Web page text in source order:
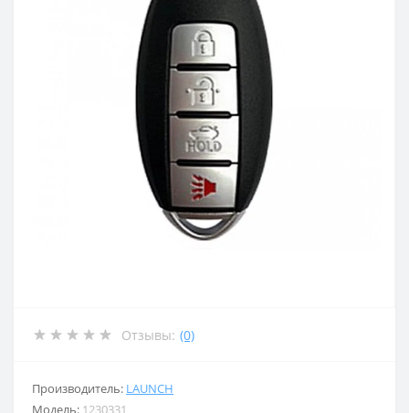
Отзывы: (0)
Производитель: LAUNCH
Модель: 1230331